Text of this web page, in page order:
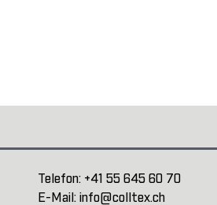
Telefon: +41 55 645 60 70
E-Mail: info@colltex.ch